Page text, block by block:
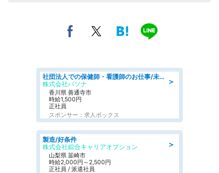
＞
社団法人での保健師・看護師のお仕事/未経験OK/要資格:普通免許、保健師、正看護師
株式会社パソナ
香川県 善通寺市
時給1,500円
正社員
スポンサー：求人ボックス
＞
製造/好条件
株式会社綜合キャリアオプション
山梨県 韮崎市
時給2,000円～2,500円
正社員 / 派遣社員